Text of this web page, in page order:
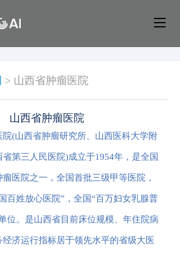
> 山西省肿瘤医院
山西省肿瘤医院
院(山西省肿瘤研究所、山西医科大学附
第三人民医院)成立于1954年，是全国
医院之一，全国首批三级甲等医院，
百姓放心医院”，全国“百万妇女乳腺普
位。是山西省目前床位规模、年住院病
经济运行指标居于领先水平的省级大医